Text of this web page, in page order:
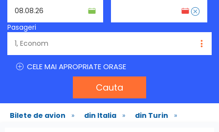
Pasageri
CELE MAI APROPRIATE ORASE
Cauta
Bilete de avion » din Italia » din Turin »